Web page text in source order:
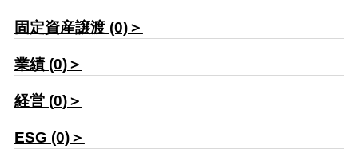
固定資産譲渡 (0)＞
業績 (0)＞
経営 (0)＞
ESG (0)＞